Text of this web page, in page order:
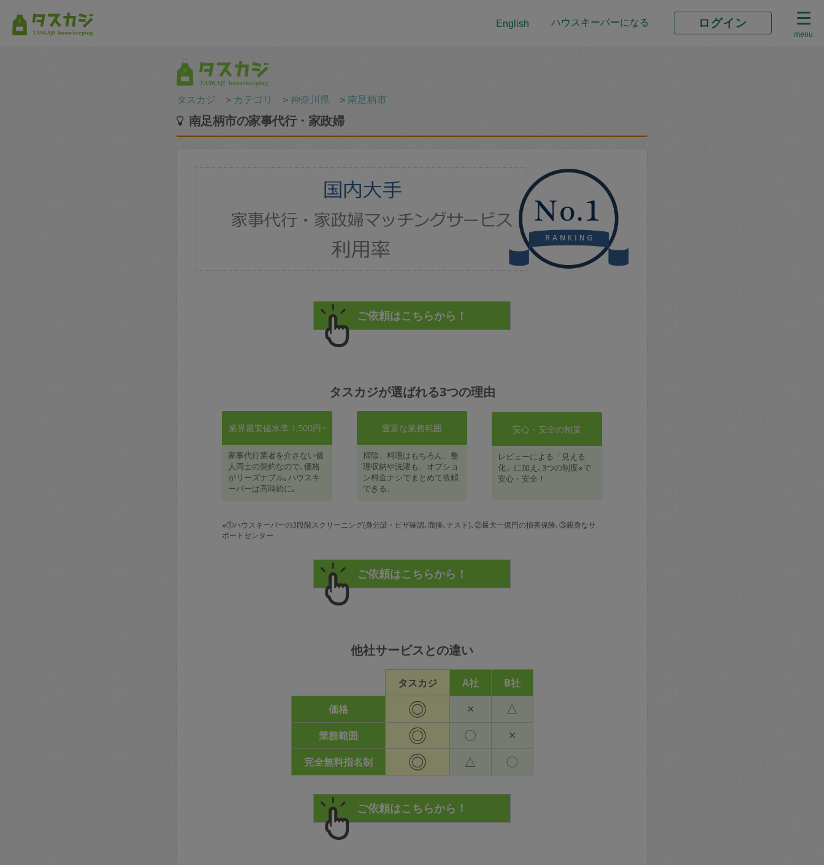
English ハウスキーパーになる ログイン
menu
タスカジ ＞ カテゴリ ＞神奈川県 ＞南足柄市
南足柄市の家事代行・家政婦
タスカジが選ばれる3つの理由
業界最安値水準 1,500円~
家事代行業者を介さない個
人同士の契約なので､価格
がリーズナブル｡ハウスキ
ーパーは高時給に｡
豊富な業務範囲
掃除、料理はもちろん、整
理収納や洗濯も、オプショ
ン料金ナシでまとめて依頼
できる。
安心・安全の制度
レビューによる「見える
化」に加え､3つの制度※で
安心・安全！
※①ハウスキーパーの3段階スクリーニング(身分証・ビザ確認､面接､テスト)､②最大一億円の損害保険､③親身なサ
ポートセンター
他社サービスとの違い
タスカジ A社
B社
価格
◎ × △
業務範囲 ◎ 〇 ×
完全無料指名制 ◎ △ 〇